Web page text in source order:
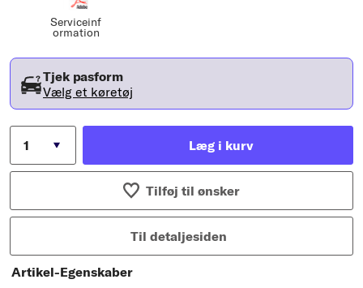
Serviceinf
ormation
Tjek pasform
Vælg et køretøj
Læg i kurv
Tilføj til ønsker
Til detaljesiden
Artikel-Egenskaber